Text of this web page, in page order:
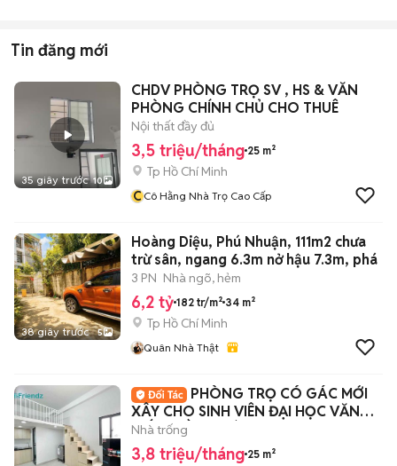
Tin đăng mới
35 giây trước 10
CHDV PHÒNG TRỌ SV , HS & VĂN
PHÒNG CHÍNH CHỦ CHO THUÊ
Nội thất đầy đủ
3,5 triệu/tháng 25 m²
Tp Hồ Chí Minh
CCô Hằng Nhà Trọ Cao Cấp
38 giây trước 5
Hoàng Diệu, Phú Nhuận, 111m2 chưa
trừ sân, ngang 6.3m nở hậu 7.3m, phá
3 PN Nhà ngõ, hẻm
6,2 tỷ 182 tr/m² 34 m²
Tp Hồ Chí Minh
Quân Nhà Thật
PHÒNG TRỌ CÓ GÁC MỚI
XÂY CHO SINH VIÊN ĐẠI HỌC VĂN
HIẾN - HỒNG BÀNG
Nhà trống
3,8 triệu/tháng 25 m²